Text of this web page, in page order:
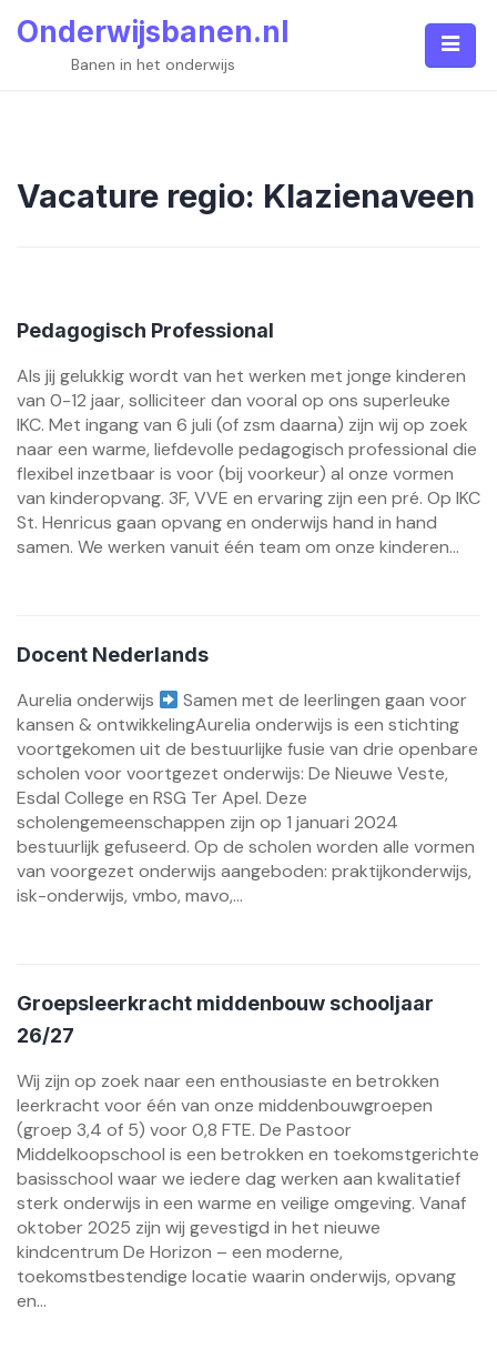
Onderwijsbanen.nl
Banen in het onderwijs
Vacature regio: Klazienaveen
Pedagogisch Professional
Als jij gelukkig wordt van het werken met jonge kinderen
van 0-12 jaar, solliciteer dan vooral op ons superleuke
IKC. Met ingang van 6 juli (of zsm daarna) zijn wij op zoek
naar een warme, liefdevolle pedagogisch professional die
flexibel inzetbaar is voor (bij voorkeur) al onze vormen
van kinderopvang. 3F, VVE en ervaring zijn een pré. Op IKC
St. Henricus gaan opvang en onderwijs hand in hand
samen. We werken vanuit één team om onze kinderen...
Docent Nederlands
Aurelia onderwijs
Samen met de leerlingen gaan voor
kansen & ontwikkelingAurelia onderwijs is een stichting
voortgekomen uit de bestuurlijke fusie van drie openbare
scholen voor voortgezet onderwijs: De Nieuwe Veste,
Esdal College en RSG Ter Apel. Deze
scholengemeenschappen zijn op 1 januari 2024
bestuurlijk gefuseerd. Op de scholen worden alle vormen
van voorgezet onderwijs aangeboden: praktijkonderwijs,
isk-onderwijs, vmbo, mavo,...
Groepsleerkracht middenbouw schooljaar
26/27
Wij zijn op zoek naar een enthousiaste en betrokken
leerkracht voor één van onze middenbouwgroepen
(groep 3,4 of 5) voor 0,8 FTE. De Pastoor
Middelkoopschool is een betrokken en toekomstgerichte
basisschool waar we iedere dag werken aan kwalitatief
sterk onderwijs in een warme en veilige omgeving. Vanaf
oktober 2025 zijn wij gevestigd in het nieuwe
kindcentrum De Horizon – een moderne,
toekomstbestendige locatie waarin onderwijs, opvang
en...